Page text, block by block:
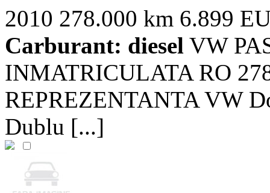
2010 278.000 km 6.899
Carburant: diesel VW
INMATRICULATA RO
REPREZENTANTA VW
Dublu [...]